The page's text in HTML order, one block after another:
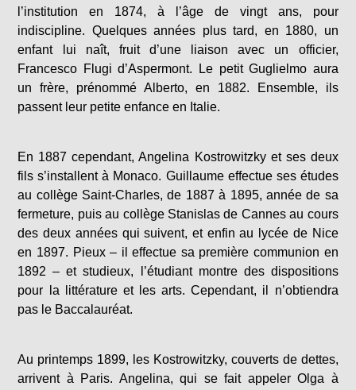
l’institution en 1874, à l’âge de vingt ans, pour
indiscipline. Quelques années plus tard, en 1880, un
enfant lui naît, fruit d’une liaison avec un officier,
Francesco Flugi d’Aspermont. Le petit Guglielmo aura
un frère, prénommé Alberto, en 1882. Ensemble, ils
passent leur petite enfance en Italie.
En 1887 cependant, Angelina Kostrowitzky et ses deux
fils s’installent à Monaco. Guillaume effectue ses études
au collège Saint-Charles, de 1887 à 1895, année de sa
fermeture, puis au collège Stanislas de Cannes au cours
des deux années qui suivent, et enfin au lycée de Nice
en 1897. Pieux – il effectue sa première communion en
1892 – et studieux, l’étudiant montre des dispositions
pour la littérature et les arts. Cependant, il n’obtiendra
pas le Baccalauréat.
Au printemps 1899, les Kostrowitzky, couverts de dettes,
arrivent à Paris. Angelina, qui se fait appeler Olga à